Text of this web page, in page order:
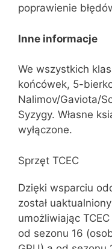
poprawienie
Inne informacje
We wszystkich
końcówek, 5-
Nalimov/Gaviota/
Syzygy. Własne
wyłączone.
Sprzęt TCEC
Dzięki wsparciu
został
umożliwiając
od sezonu 16